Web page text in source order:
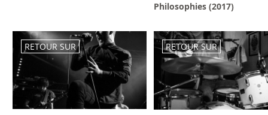
Philosophies (2017)
RETOUR SUR RETOUR SUR